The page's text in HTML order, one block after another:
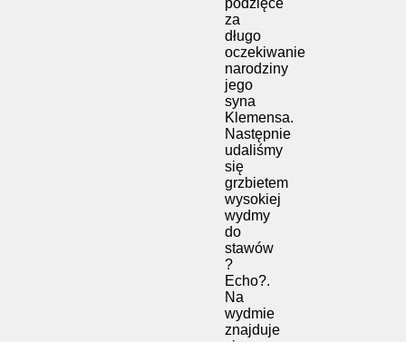
za
długo
oczekiwanie
narodziny
jego
syna
Klemensa.
Następnie
udaliśmy
się
grzbietem
wysokiej
wydmy
do
stawów
?
Echo?.
Na
wydmie
znajduje